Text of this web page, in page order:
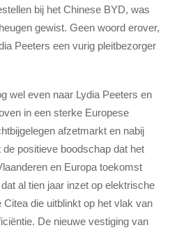
bij het Chinese BYD, was
gewist. Geen woord erover,
Peeters een vurig pleitbezorger
wel even naar Lydia Peeters en
in een sterke Europese
afzetmarkt en nabij
de positieve boodschap dat het
en Europa toekomst
al tien jaar inzet op elektrische
Citea die uitblinkt op het vlak van
De nieuwe vestiging van